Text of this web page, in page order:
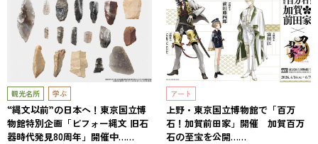
観光名所 学ぶ
“縄文以前”の日本へ！東京国立博
物館特別企画「ビフォー縄文 旧石
器時代発見80周年」開催中……
アート
上野・東京国立博物館で「百万
石！加賀前田家」開催 加賀百万
石の至宝を公開……